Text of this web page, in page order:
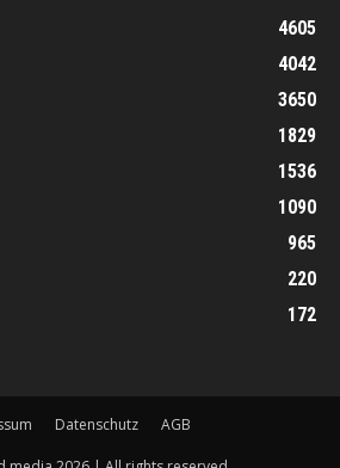
4605
4042
3650
1829
1536
1090
965
220
172
Datenschutz AGB